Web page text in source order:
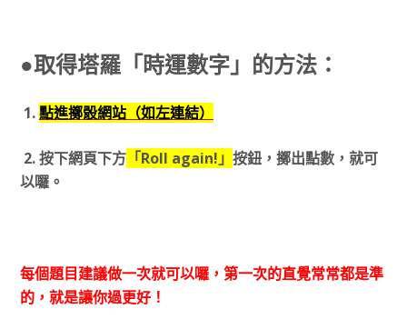
●取得塔羅「時運數字」的方法：
1.點進擲骰網站（如左連結）
2. 按下網頁下方「Roll again!」 按鈕，擲出點數，就可
以囉。
每個題目建議做一次就可以囉，第一次的直覺常常都是準
的，就是讓你過更好！